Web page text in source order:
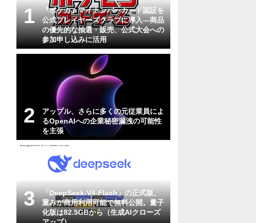
『ポケカ』マイナンバーカード認証を
公式プレイヤーズクラブに導入―商品
の優先的な抽選・販売、公式大会への
参加申し込みに活用
アップル、さらに多くの元従業員によ
るOpenAIへの企業秘密漏洩の可能性
を主張
「DeepSeek-V4-Flash」の正式版、
重みが商用利用可能で無料公開。量子
化版は82.5GBから（生成AIクローズ